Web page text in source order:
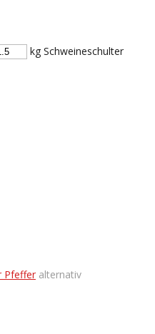
kg Schweineschulter
Pfeffer alternativ